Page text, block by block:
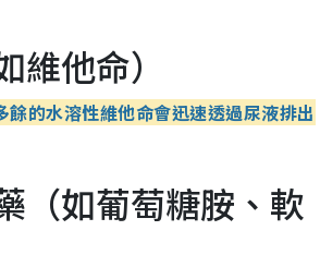
他命）
餘的水溶性維他命會迅速透過尿液排出
（如葡萄糖胺、軟